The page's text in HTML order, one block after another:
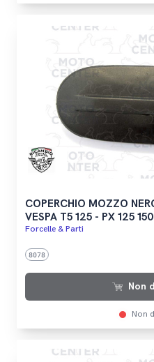
COPERCHIO MOZZO
VESPA T5 125 - PX 125
Forcelle & Parti
8078
Non
Non